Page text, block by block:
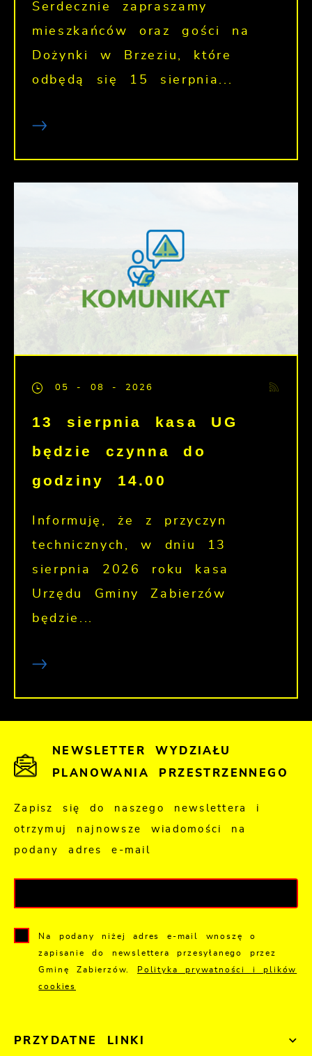
Serdecznie zapraszamy
mieszkańców oraz gości na
Dożynki w Brzeziu, które
odbędą się 15 sierpnia...
05 - 08 - 2026
13 sierpnia kasa UG
będzie czynna do
godziny 14.00
Informuję, że z przyczyn
technicznych, w dniu 13
sierpnia 2026 roku kasa
Urzędu Gminy Zabierzów
będzie...
PRZYDATNE LINKI
NEWSLETTER WYDZIAŁU
PLANOWANIA PRZESTRZENNEGO
Zapisz się do naszego newslettera i
otrzymuj najnowsze wiadomości na
podany adres e-mail
Na podany niżej adres e-mail wnoszę o
zapisanie do newslettera przesyłanego przez
Gminę Zabierzów.
Polityka prywatności i plików
cookies